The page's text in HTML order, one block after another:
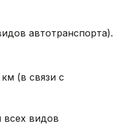
автотранспорта).
(в связи с
всех видов